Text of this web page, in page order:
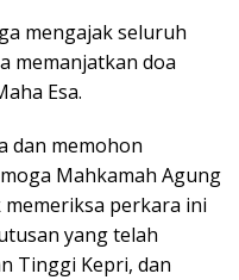
mengajak seluruh
memanjatkan doa
Esa.
dan memohon
Mahkamah Agung
perkara ini
yang telah
Tinggi Kepri, dan